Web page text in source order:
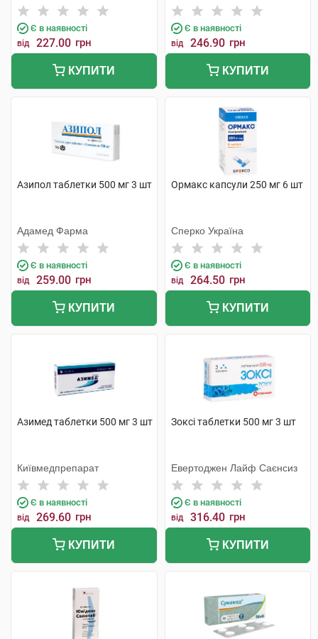
Є в наявності
від 227.00 грн
КУПИТИ
Тідж
Є в наявності
від 246.90 грн
КУПИТИ
Азипол таблетки 500 мг 3 шт
Адамед Фарма
Є в наявності
від 259.00 грн
КУПИТИ
Ормакс капсули 250 мг 6 шт
Сперко Україна
Є в наявності
від 264.50 грн
КУПИТИ
Азимед таблетки 500 мг 3 шт
Київмедпрепарат
Є в наявності
від 269.60 грн
КУПИТИ
Зоксі таблетки 500 мг 3 шт
Евертоджен Лайф Саєнсиз
Є в наявності
від 316.40 грн
КУПИТИ